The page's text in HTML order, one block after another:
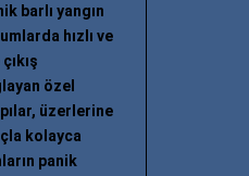
barlı yangın
hızlı ve
özel
üzerlerine
kolayca
panik